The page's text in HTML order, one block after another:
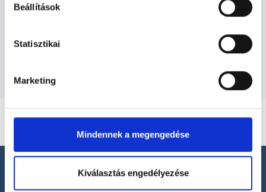
Beállítások
Statisztikai
Marketing
Mindennek a megengedése
Kiválasztás engedélyezése
Szolgáltatások
Budapesti és vidéki diabetológus orvosok